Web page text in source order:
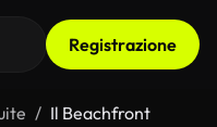
Registrazione
Il Beachfront